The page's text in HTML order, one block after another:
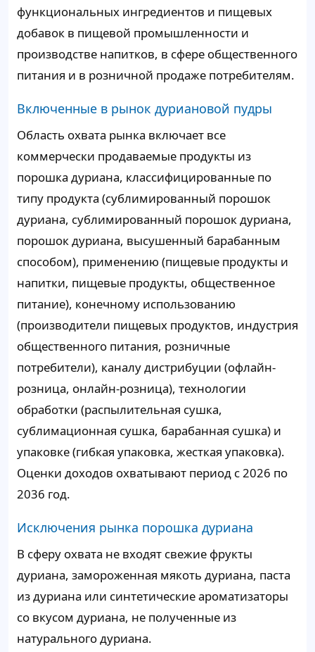
функциональных ингредиентов и пищевых
добавок в пищевой промышленности и
производстве напитков, в сфере общественного
питания и в розничной продаже потребителям.
Включенные в рынок дуриановой пудры
Область охвата рынка включает все
коммерчески продаваемые продукты из
порошка дуриана, классифицированные по
типу продукта (сублимированный порошок
дуриана, сублимированный порошок дуриана,
порошок дуриана, высушенный барабанным
способом), применению (пищевые продукты и
напитки, пищевые продукты, общественное
питание), конечному использованию
(производители пищевых продуктов, индустрия
общественного питания, розничные
потребители), каналу дистрибуции (офлайн-
розница, онлайн-розница), технологии
обработки (распылительная сушка,
сублимационная сушка, барабанная сушка) и
упаковке (гибкая упаковка, жесткая упаковка).
Оценки доходов охватывают период с 2026 по
2036 год.
Исключения рынка порошка дуриана
В сферу охвата не входят свежие фрукты
дуриана, замороженная мякоть дуриана, паста
из дуриана или синтетические ароматизаторы
со вкусом дуриана, не полученные из
натурального дуриана.